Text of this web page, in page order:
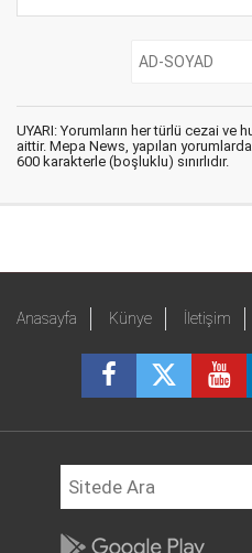
UYARI: Yorumların her türlü cezai ve
aittir. Mepa News, yapılan
600 karakterle (boşluklu) sınırlıdır.
Anasayfa Künye İletişim